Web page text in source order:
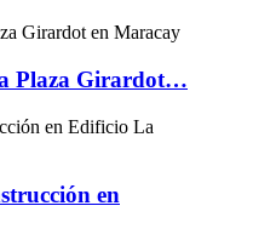
Plaza Girardot…
en